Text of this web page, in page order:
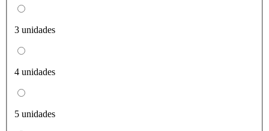
3 unidades
4 unidades
5 unidades